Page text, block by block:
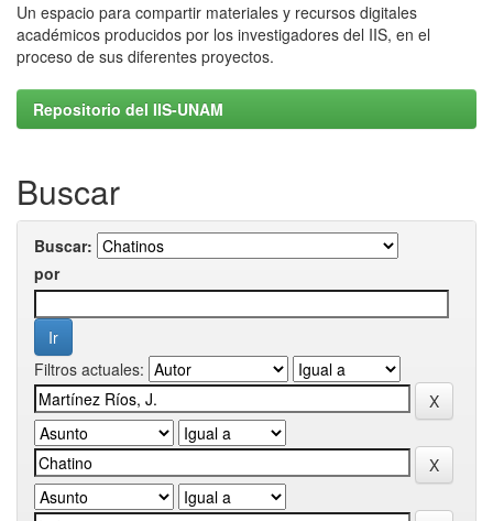
Un espacio para compartir materiales y recursos digitales
académicos producidos por los investigadores del IIS, en el
proceso de sus diferentes proyectos.
Repositorio del IIS-UNAM
Buscar
Buscar:
por
Filtros actuales: